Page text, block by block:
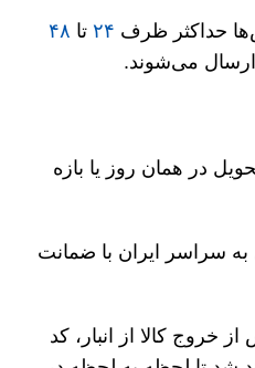
حداکثر ظرف ۲۴ تا ۴۸
می‌شوند.
در همان روز یا بازه
به سراسر ایران با ضمانت
خروج کالا از انبار، کد